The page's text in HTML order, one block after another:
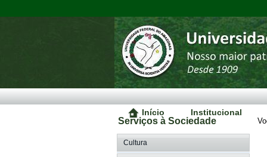
Início Institucional
Serviços à Sociedade
Cultura